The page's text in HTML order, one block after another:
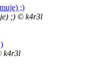
;) © k4r3l
k4r3l